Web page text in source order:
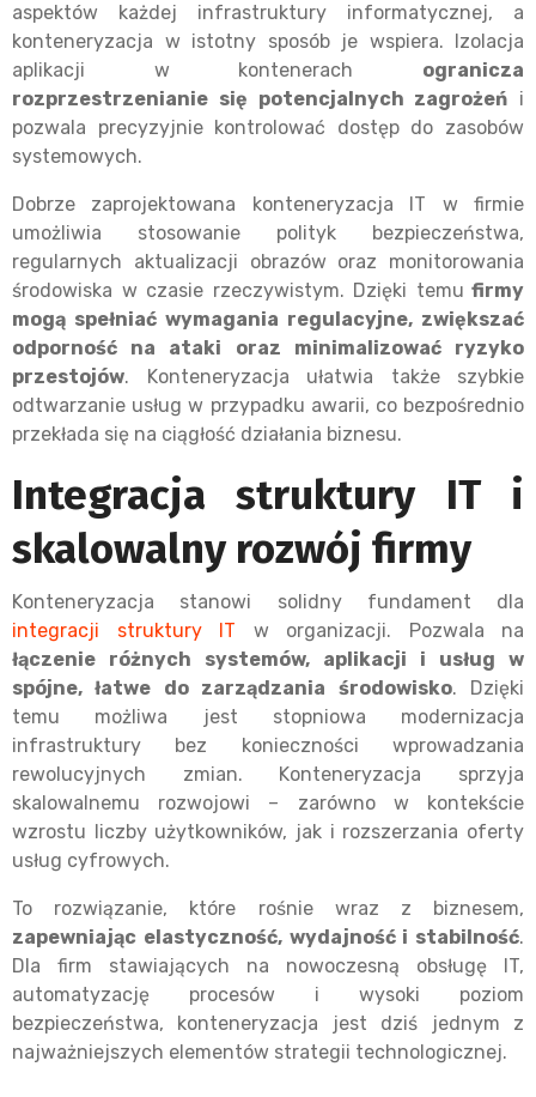
aspektów każdej infrastruktury informatycznej, a
konteneryzacja w istotny sposób je wspiera. Izolacja
aplikacji w kontenerach ogranicza
rozprzestrzenianie się potencjalnych zagrożeń i
pozwala precyzyjnie kontrolować dostęp do zasobów
systemowych.
Dobrze zaprojektowana konteneryzacja IT w firmie
umożliwia stosowanie polityk bezpieczeństwa,
regularnych aktualizacji obrazów oraz monitorowania
środowiska w czasie rzeczywistym. Dzięki temu firmy
mogą spełniać wymagania regulacyjne, zwiększać
odporność na ataki oraz minimalizować ryzyko
przestojów. Konteneryzacja ułatwia także szybkie
odtwarzanie usług w przypadku awarii, co bezpośrednio
przekłada się na ciągłość działania biznesu.
Integracja struktury IT i
skalowalny rozwój firmy
Konteneryzacja stanowi solidny fundament dla
integracji struktury IT w organizacji. Pozwala na
łączenie różnych systemów, aplikacji i usług w
spójne, łatwe do zarządzania środowisko. Dzięki
temu możliwa jest stopniowa modernizacja
infrastruktury bez konieczności wprowadzania
rewolucyjnych zmian. Konteneryzacja sprzyja
skalowalnemu rozwojowi – zarówno w kontekście
wzrostu liczby użytkowników, jak i rozszerzania oferty
usług cyfrowych.
To rozwiązanie, które rośnie wraz z biznesem,
zapewniając elastyczność, wydajność i stabilność.
Dla firm stawiających na nowoczesną obsługę IT,
automatyzację procesów i wysoki poziom
bezpieczeństwa, konteneryzacja jest dziś jednym z
najważniejszych elementów strategii technologicznej.